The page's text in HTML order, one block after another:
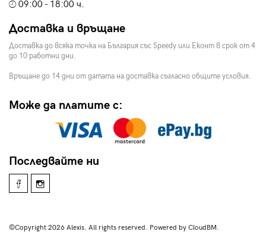
09:00 - 18:00 ч.
Доставка и връщане
Доставка до всяка точка на България със Speedy или Еконт в срок от 4
до 10 работни дни.
Връщане до 14 дни от датата на доставка съгласно общите условия.
Може да платите с:
Последвайте ни
©Copyright 2026 Alexis. All rights reserved. Powered by CloudBM.